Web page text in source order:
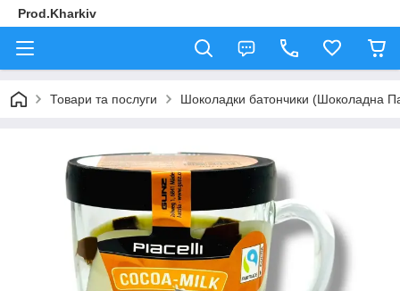
Prod.Kharkiv
Товари та послуги Шоколадки батончики (Шоколадна